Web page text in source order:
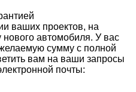
ваших проектов, на
нового автомобиля. У вас
сумму с полной
вам на ваши запросы
почты: